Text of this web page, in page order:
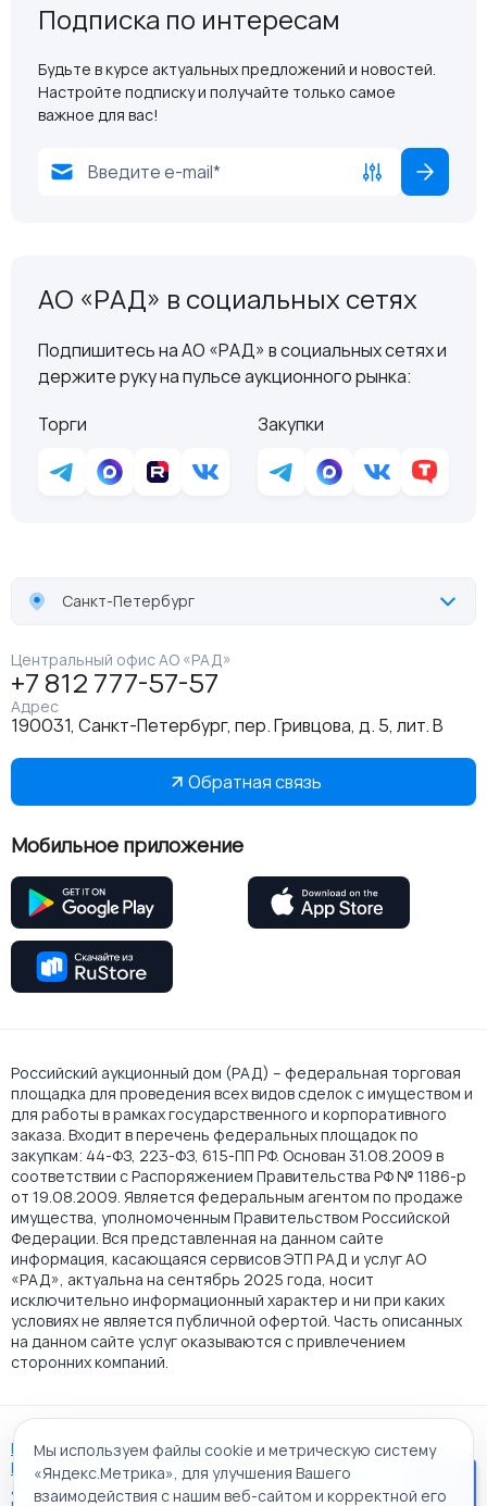
Подписка по интересам
Будьте в курсе актуальных предложений и новостей.
Настройте подписку и получайте только самое
важное для вас!
АО «РАД» в социальных сетях
Подпишитесь на АО «РАД» в социальных сетях и
держите руку на пульсе аукционного рынка:
Торги
Закупки
Санкт-Петербург
Центральный офис АО «РАД»
+7 812 777-57-57
Адрес
190031, Санкт-Петербург, пер. Гривцова, д. 5, лит. В
Обратная связь
Мобильное приложение
Российский аукционный дом (РАД) – федеральная торговая
площадка для проведения всех видов сделок с имуществом и
для работы в рамках государственного и корпоративного
заказа. Входит в перечень федеральных площадок по
закупкам: 44-ФЗ, 223-ФЗ, 615-ПП РФ. Основан 31.08.2009 в
соответствии с Распоряжением Правительства РФ № 1186-р
от 19.08.2009. Является федеральным агентом по продаже
имущества, уполномоченным Правительством Российской
Федерации. Вся представленная на данном сайте
информация, касающаяся сервисов ЭТП РАД и услуг АО
«РАД», актуальна на сентябрь 2025 года, носит
исключительно информационный характер и ни при каких
условиях не является публичной офертой. Часть описанных
на данном сайте услуг оказываются с привлечением
сторонних компаний.
Пользовательское соглашение
Политика АО "РАД" в отношении обработки персональных
данных
Мы используем файлы cookie и метрическую систему
«Яндекс.Метрика», для улучшения Вашего
взаимодействия с нашим веб-сайтом и корректной его